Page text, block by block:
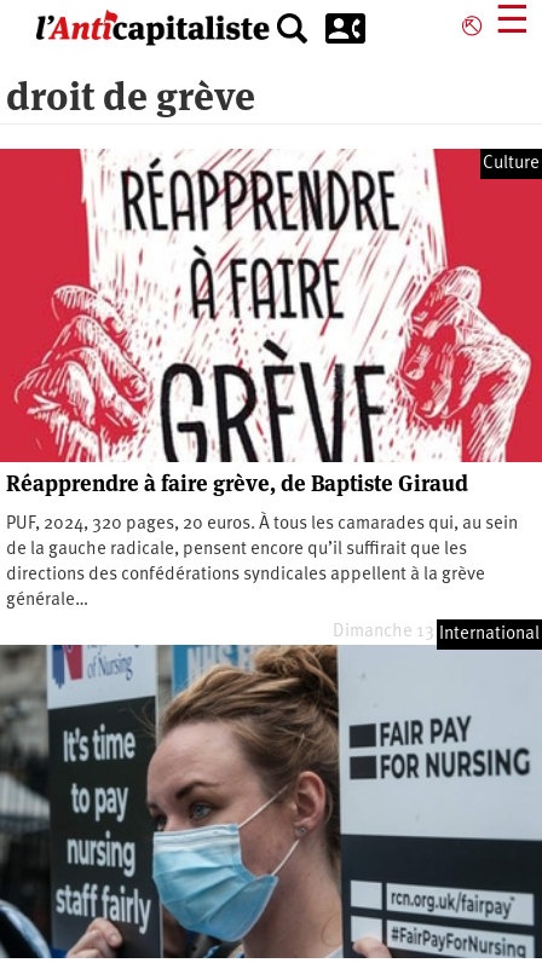
principal
⎋ ☰
droit de grève
Culture
Réapprendre à faire grève, de Baptiste Giraud
PUF, 2024, 320 pages, 20 euros. À tous les camarades qui, au sein
de la gauche radicale, pensent encore qu’il suffirait que les
directions des confédérations syndicales appellent à la grève
générale…
Dimanche 13 octobre 2024
International